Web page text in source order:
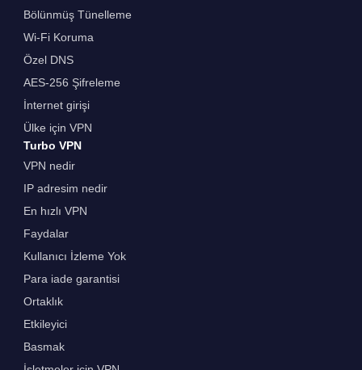
Bölünmüş Tünelleme
Wi-Fi Koruma
Özel DNS
AES-256 Şifreleme
İnternet girişi
Ülke için VPN
Turbo VPN
VPN nedir
IP adresim nedir
En hızlı VPN
Faydalar
Kullanıcı İzleme Yok
Para iade garantisi
Ortaklık
Etkileyici
Basmak